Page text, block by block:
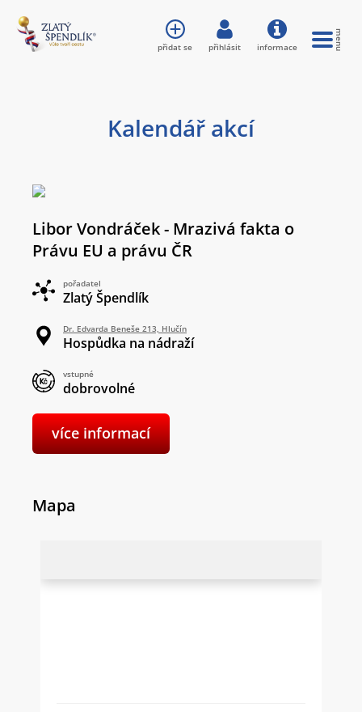
Kalendář akcí
Libor Vondráček - Mrazivá fakta o
Právu EU a právu ČR
pořadatel
Zlatý Špendlík
Dr. Edvarda Beneše 213, Hlučín
Hospůdka na nádraží
vstupné
dobrovolné
více informací
Mapa
přidat se přihlásit informace